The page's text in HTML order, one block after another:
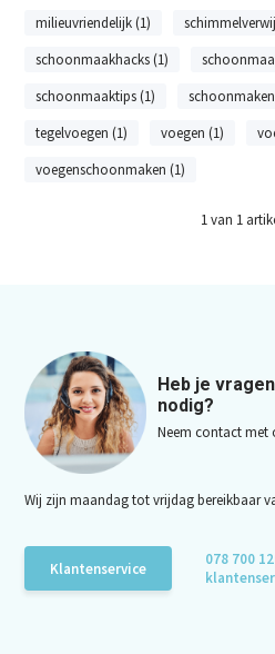
milieuvriendelijk (1)
schoonmaakhacks (1)
schoonmaaktips (1)
tegelvoegen (1)
voegen (1)
voegenschoonmaken (1)
1van 1
Heb je
nodig?
Neem contact met
Wij zijn maandag tot vrijdag bereikbaar
Klantenservice
078 700